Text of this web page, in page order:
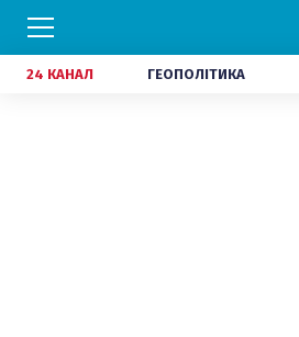
24 КАНАЛ ГЕОПОЛІТИКА